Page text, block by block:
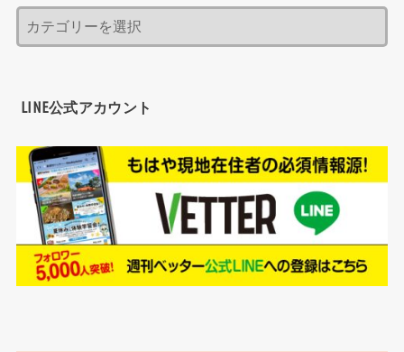
LINE公式アカウント